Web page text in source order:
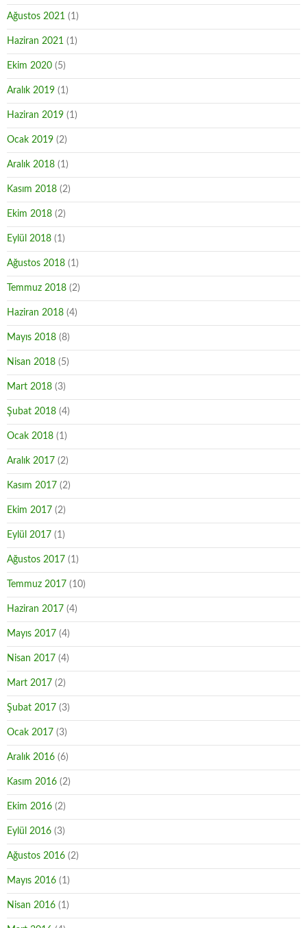
Ağustos 2021 (1)
Haziran 2021 (1)
Ekim 2020 (5)
Aralık 2019 (1)
Haziran 2019 (1)
Ocak 2019 (2)
Aralık 2018 (1)
Kasım 2018 (2)
Ekim 2018 (2)
Eylül 2018 (1)
Ağustos 2018 (1)
Temmuz 2018 (2)
Haziran 2018 (4)
Mayıs 2018 (8)
Nisan 2018 (5)
Mart 2018 (3)
Şubat 2018 (4)
Ocak 2018 (1)
Aralık 2017 (2)
Kasım 2017 (2)
Ekim 2017 (2)
Eylül 2017 (1)
Ağustos 2017 (1)
Temmuz 2017 (10)
Haziran 2017 (4)
Mayıs 2017 (4)
Nisan 2017 (4)
Mart 2017 (2)
Şubat 2017 (3)
Ocak 2017 (3)
Aralık 2016 (6)
Kasım 2016 (2)
Ekim 2016 (2)
Eylül 2016 (3)
Ağustos 2016 (2)
Mayıs 2016 (1)
Nisan 2016 (1)